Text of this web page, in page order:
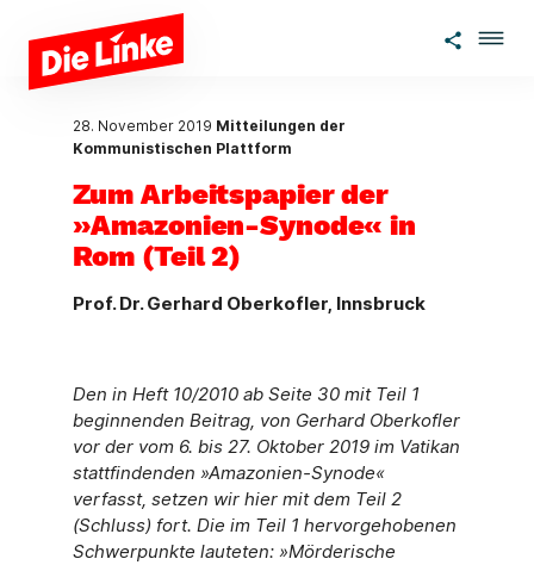
Zum Hauptinhalt springen
28. November 2019 Mitteilungen der
Kommunistischen Plattform
Zum Arbeitspapier der
»Amazonien-Synode« in
Rom (Teil 2)
Prof. Dr. Gerhard Oberkofler, Innsbruck
Den in Heft 10/2010 ab Seite 30 mit Teil 1
beginnenden Beitrag, von Gerhard Oberkofler
vor der vom 6. bis 27. Oktober 2019 im Vatikan
stattfindenden »Amazonien-Synode«
verfasst, setzen wir hier mit dem Teil 2
(Schluss) fort. Die im Teil 1 hervorgehobenen
Schwerpunkte lauteten: »Mörderische